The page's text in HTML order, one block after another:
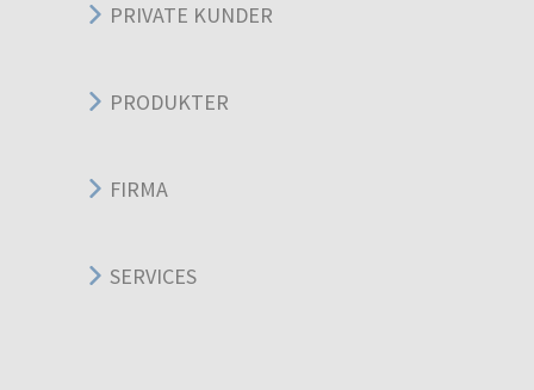
PRIVATE KUNDER
PRODUKTER
FIRMA
SERVICES